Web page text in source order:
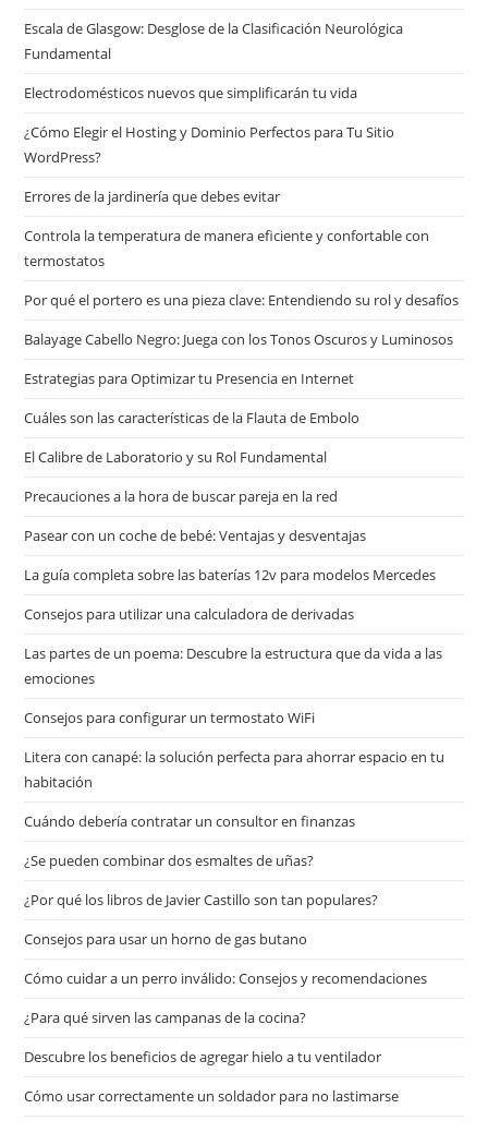
Escala de Glasgow: Desglose de la Clasificación Neurológica
Fundamental
Electrodomésticos nuevos que simplificarán tu vida
¿Cómo Elegir el Hosting y Dominio Perfectos para Tu Sitio
WordPress?
Errores de la jardinería que debes evitar
Controla la temperatura de manera eficiente y confortable con
termostatos
Por qué el portero es una pieza clave: Entendiendo su rol y desafíos
Balayage Cabello Negro: Juega con los Tonos Oscuros y Luminosos
Estrategias para Optimizar tu Presencia en Internet
Cuáles son las características de la Flauta de Embolo
El Calibre de Laboratorio y su Rol Fundamental
Precauciones a la hora de buscar pareja en la red
Pasear con un coche de bebé: Ventajas y desventajas
La guía completa sobre las baterías 12v para modelos Mercedes
Consejos para utilizar una calculadora de derivadas
Las partes de un poema: Descubre la estructura que da vida a las
emociones
Consejos para configurar un termostato WiFi
Litera con canapé: la solución perfecta para ahorrar espacio en tu
habitación
Cuándo debería contratar un consultor en finanzas
¿Se pueden combinar dos esmaltes de uñas?
¿Por qué los libros de Javier Castillo son tan populares?
Consejos para usar un horno de gas butano
Cómo cuidar a un perro inválido: Consejos y recomendaciones
¿Para qué sirven las campanas de la cocina?
Descubre los beneficios de agregar hielo a tu ventilador
Cómo usar correctamente un soldador para no lastimarse